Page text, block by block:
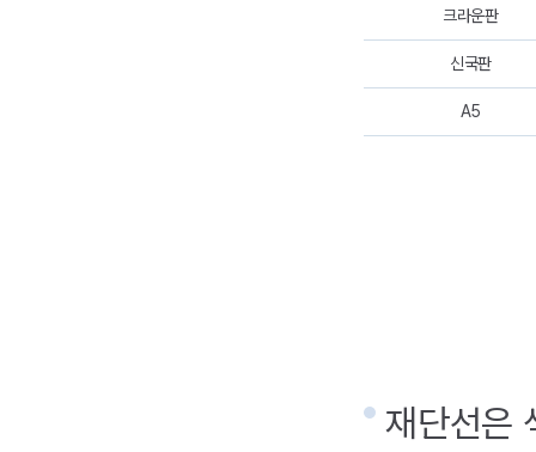
크라운판
신국판
A5
재단선은